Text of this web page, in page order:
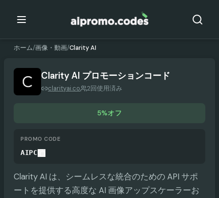
ホーム/画像・動画/Clarity AI
Clarity AI プロモーションコード
clarityai.co 2回使用済み
5%オフ
PROMO CODE
AIPC
Clarity AI は、シームレスな統合のための API サポ
ートを提供する高度な AI 画像アップスケーラーお